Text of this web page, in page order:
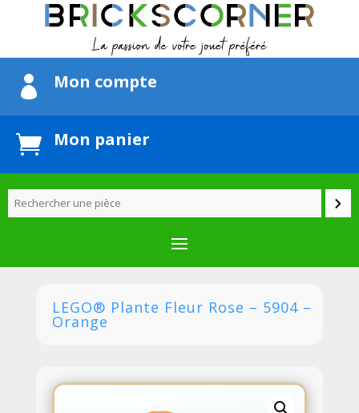
 Mon compte
 Mon panier
LEGO® Plante Fleur Rose – 5904 –
Orange